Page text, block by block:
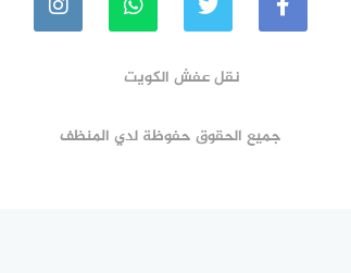
نقل عفش الكويت
جميع الحقوق حفوظة لدي المنظف